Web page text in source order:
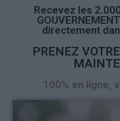
Recevez les
directement
PRENEZ
100% en ligne,